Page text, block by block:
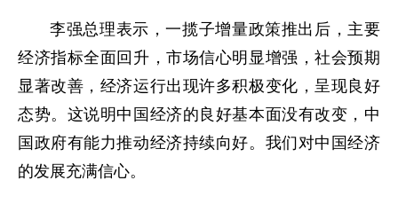
李强总理表示，一揽子增量政策推出后，主要
经济指标全面回升，市场信心明显增强，社会预期
显著改善，经济运行出现许多积极变化，呈现良好
态势。这说明中国经济的良好基本面没有改变，中
国政府有能力推动经济持续向好。我们对中国经济
的发展充满信心。